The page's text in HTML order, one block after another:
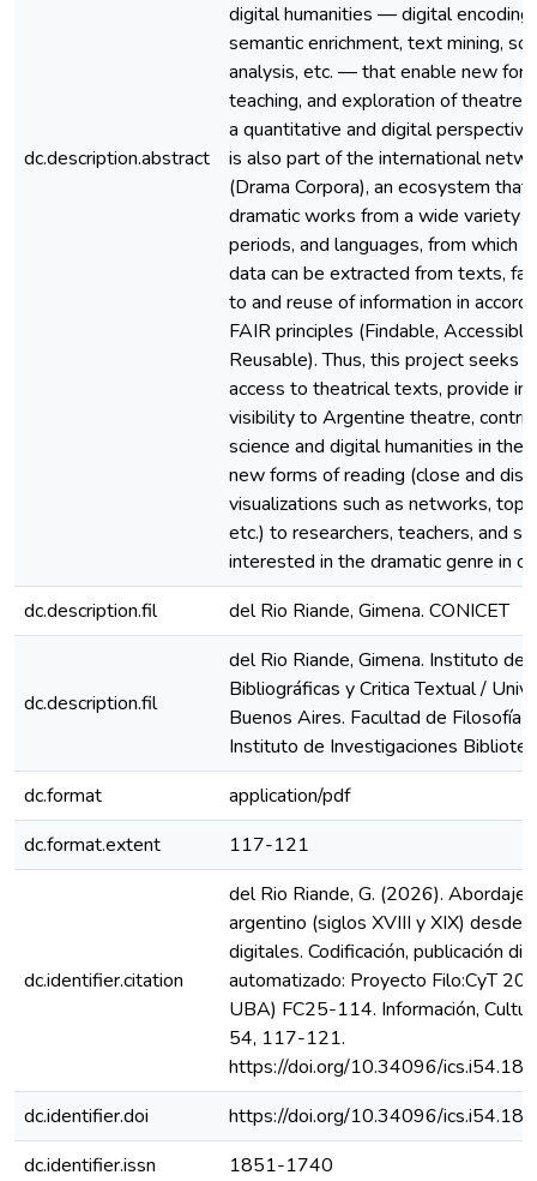
dc.description.abstract
digital humanities — digital encoding
semantic enrichment, text mining,
analysis, etc. — that enable new
teaching, and exploration of theatre
a quantitative and digital
is also part of the international
(Drama Corpora), an ecosystem
dramatic works from a wide variety
periods, and languages, from which
data can be extracted from texts,
to and reuse of information in
FAIR principles (Findable,
Reusable). Thus, this project seeks
access to theatrical texts, provide
visibility to Argentine theatre,
science and digital humanities in the
new forms of reading (close and
visualizations such as networks,
etc.) to researchers, teachers, and
interested in the dramatic genre in
dc.description.fil
del Rio Riande, Gimena. CONICET
dc.description.fil
del Rio Riande, Gimena. Instituto de
Bibliográficas y Critica Textual /
Buenos Aires. Facultad de Filosofía
Instituto de Investigaciones
dc.format
application/pdf
dc.format.extent
117-121
dc.identifier.citation
del Rio Riande, G. (2026).
argentino (siglos XVIII y XIX) desde
digitales. Codificación, publicación
automatizado: Proyecto Filo:CyT
UBA) FC25-114. Información,
54, 117-121.
https://doi.org/10.34096/
dc.identifier.doi
https://doi.org/10.34096/
dc.identifier.issn
1851-1740